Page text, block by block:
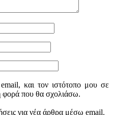
και τον ιστότοπο μου σε
φορά που θα σχολιάσω.
για νέα άρθρα μέσω email.